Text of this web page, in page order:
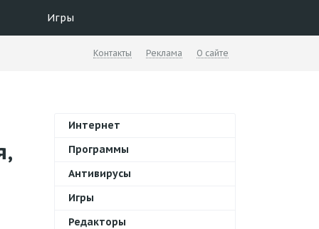
Игры
Контакты Реклама О сайте
Интернет
Программы
Антивирусы
Игры
Редакторы